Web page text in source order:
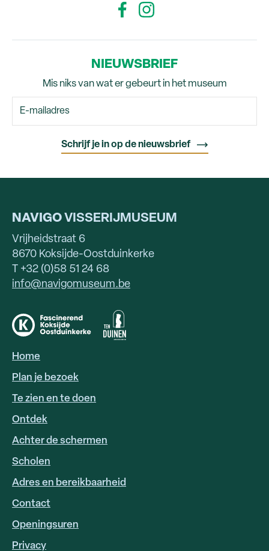
NIEUWSBRIEF
Mis niks van wat er gebeurt in het museum
NAVIGO VISSERIJMUSEUM
Vrijheidstraat 6
8670 Koksijde-Oostduinkerke
T +32 (0)58 51 24 68
info@navigomuseum.be
HOOFDNAVIGATIE
Home
Plan je bezoek
Te zien en te doen
Ontdek
Achter de schermen
Scholen
FOOTER
LINKS
Adres en bereikbaarheid
Contact
Openingsuren
Privacy